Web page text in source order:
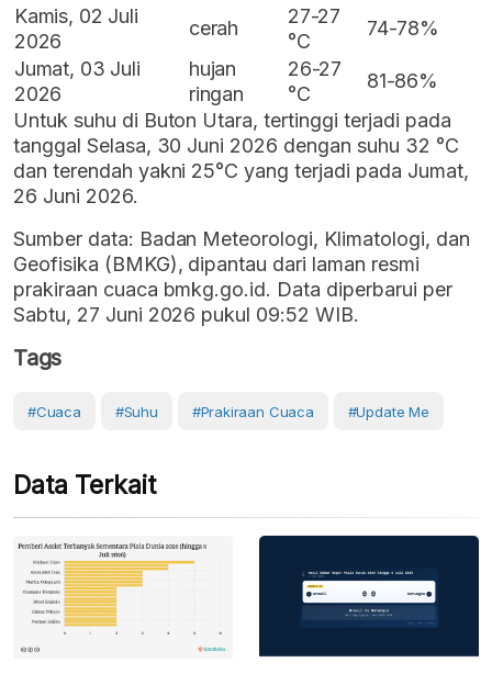
Kamis, 02 Juli
2026
cerah
27-27
°C
74-78%
Jumat, 03 Juli
2026
hujan
ringan
26-27
°C
81-86%
Untuk suhu di Buton Utara, tertinggi terjadi pada
tanggal Selasa, 30 Juni 2026 dengan suhu 32 °C
dan terendah yakni 25°C yang terjadi pada Jumat,
26 Juni 2026.
Sumber data: Badan Meteorologi, Klimatologi, dan
Geofisika (BMKG), dipantau dari laman resmi
prakiraan cuaca bmkg.go.id. Data diperbarui per
Sabtu, 27 Juni 2026 pukul 09:52 WIB.
Tags
#cuaca #Suhu #prakiraan Cuaca #Update Me
Data Terkait